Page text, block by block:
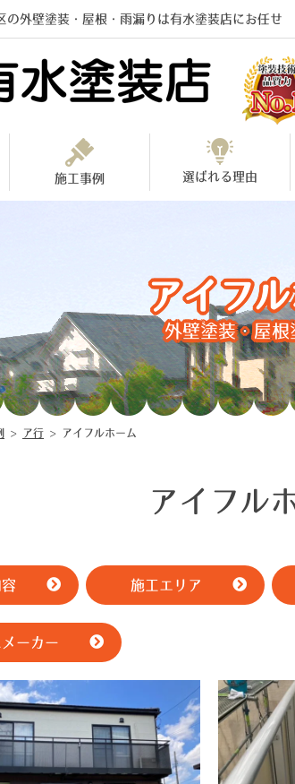
の外壁塗装・屋根・雨漏りは有水塗装店にお任せ
施工事例 選ばれる理由
アイフ
外壁塗装・屋
> ア行 > アイフルホーム
アイフル
施工エリア
ーカー